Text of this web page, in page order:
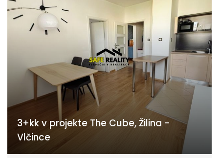
3+kk v projekte The Cube, Žilina -
Vlčince